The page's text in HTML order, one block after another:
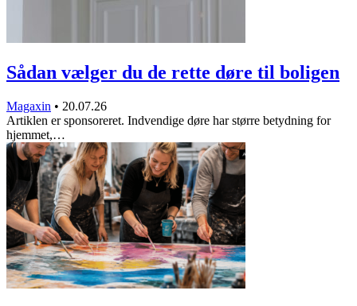
Sådan vælger du de rette døre til boligen
Magaxin • 20.07.26
Artiklen er sponsoreret. Indvendige døre har større betydning for
hjemmet,…